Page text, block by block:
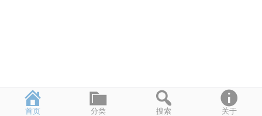
首页 分类 搜索 关于